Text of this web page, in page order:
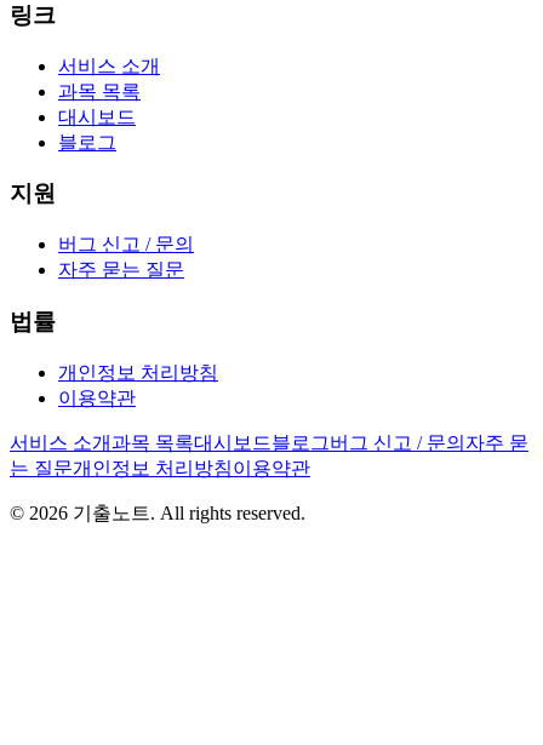
링크
서비스 소개
과목 목록
대시보드
블로그
지원
버그 신고 / 문의
자주 묻는 질문
법률
개인정보 처리방침
이용약관
서비스 소개과목 목록대시보드블로그버그 신고 / 문의 자주 묻
는 질문개인정보 처리방침이용약관
© 2026 기출노트. All rights reserved.